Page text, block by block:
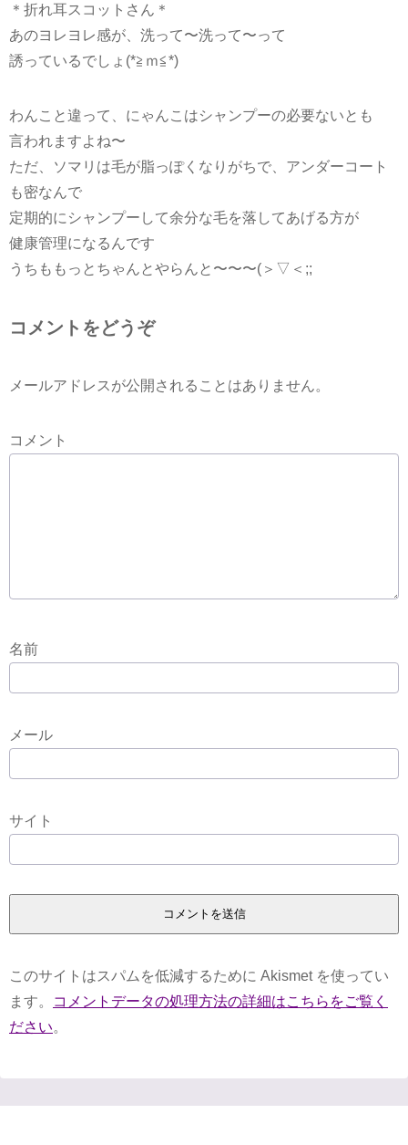
＊折れ耳スコットさん＊
あのヨレヨレ感が、洗って〜洗って〜って
誘っているでしょ(*≧ｍ≦*)
わんこと違って、にゃんこはシャンプーの必要ないとも
言われますよね〜
ただ、ソマリは毛が脂っぽくなりがちで、アンダーコート
も密なんで
定期的にシャンプーして余分な毛を落してあげる方が
健康管理になるんです
うちももっとちゃんとやらんと〜〜〜(＞▽＜;;
コメントをどうぞ
メールアドレスが公開されることはありません。
コメント
名前
メール
サイト
このサイトはスパムを低減するために Akismet を使ってい
ます。
コメントデータの処理方法の詳細はこちらをご覧く
ださい。